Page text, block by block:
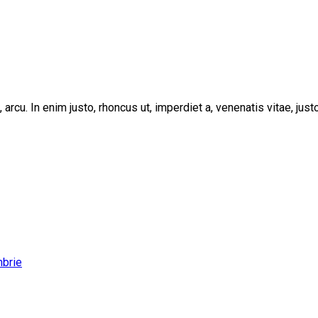
In enim justo, rhoncus ut, imperdiet a, venenatis vitae,